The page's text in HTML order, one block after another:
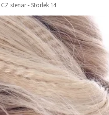
stenar - Storlek 14